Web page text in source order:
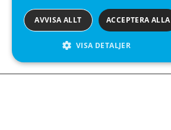
ACCEPTERA ALLA
AVVISA ALLT
VISA DETALJER